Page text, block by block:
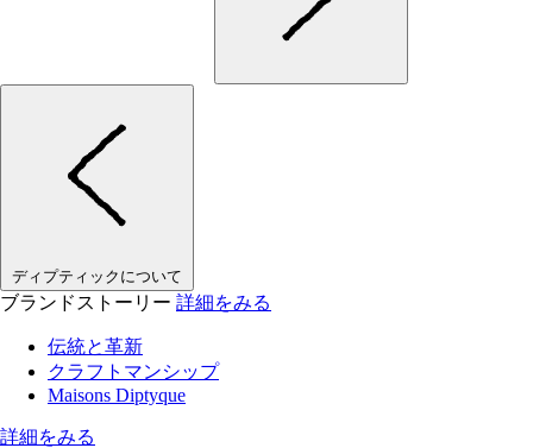
ディプティックについて
ブランドストーリー 詳細をみる
伝統と革新
クラフトマンシップ
Maisons Diptyque
詳細をみる